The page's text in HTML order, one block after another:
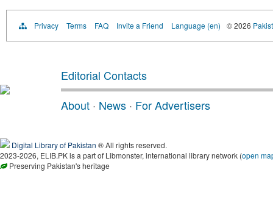
Privacy Terms FAQ Invite a Friend Language (en) © 2026
Editorial Contacts
About · News · For Advertisers
Digital Library of Pakistan ® All rights reserved.
2023-2026, ELIB.PK is a part of Libmonster, international library network (open
Preserving Pakistan's heritage